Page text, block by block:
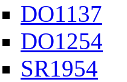
DO1137
DO1254
SR1954